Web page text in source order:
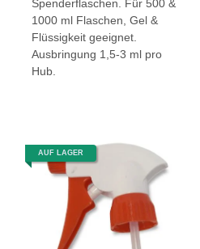
Spenderflaschen. Für 500 &
1000 ml Flaschen, Gel &
Flüssigkeit geeignet.
Ausbringung 1,5-3 ml pro
Hub.
AUF LAGER